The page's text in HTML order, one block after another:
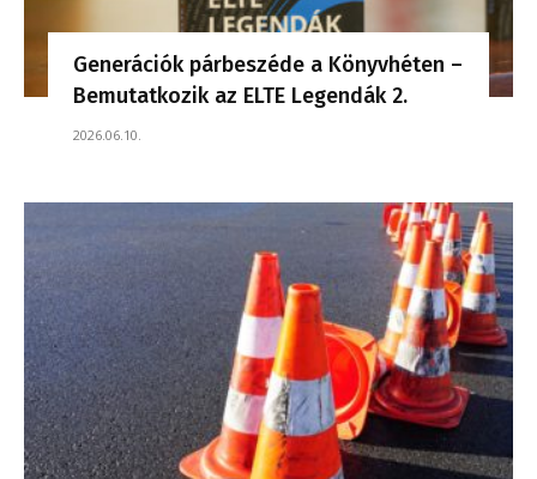
Generációk párbeszéde a Könyvhéten –
Bemutatkozik az ELTE Legendák 2.
2026.06.10.